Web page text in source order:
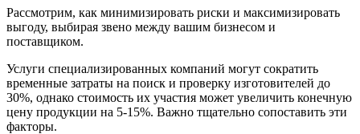
Рассмотрим, как минимизировать риски и максимизировать
выгоду, выбирая звено между вашим бизнесом и
поставщиком.
Услуги специализированных компаний могут сократить
временные затраты на поиск и проверку изготовителей до
30%, однако стоимость их участия может увеличить конечную
цену продукции на 5-15%. Важно тщательно сопоставить эти
факторы.